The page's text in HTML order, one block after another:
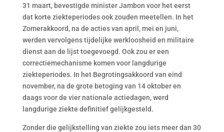
31 maart, bevestigde minister Jambon voor het eerst
dat korte ziekteperiodes ook zouden meetellen. In het
Zomerakkoord, na de acties van april, mei en juni,
werden vervolgens tijdelijke werkloosheid en militaire
dienst aan de lijst toegevoegd. Ook zou er een
correctiemechanisme komen voor langdurige
ziekteperiodes. In het Begrotingsakkoord van eind
november, na de grote betoging van 14 oktober en
daags voor de vier nationale actiedagen, werd
langdurige ziekte definitief gelijkgesteld.
Zonder die gelijkstelling van ziekte zou iets meer dan 30